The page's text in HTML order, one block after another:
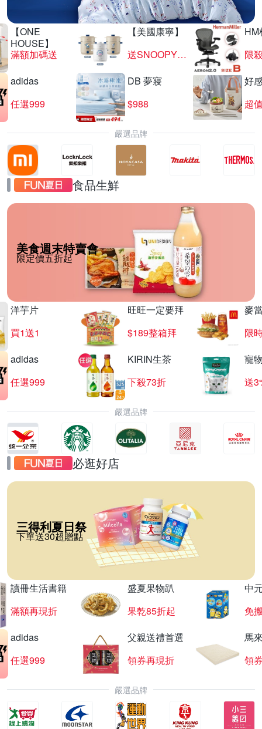
【ONE
HOUSE】
滿額加碼送
【美國康寧】
送SNOOPY匙筷組
HM
限
adidas
任選999
DB 夢寢
$988
好
超
嚴選品牌
食品生鮮
美食週末特賣會
限定價五折起
洋芋片
買1送1
旺旺一定要拜
$189整箱拜
麥
限
adidas
任選999
KIRIN生茶
下殺73折
寵
送
嚴選品牌
必逛好店
三得利夏日祭
下單送30超贈點
讀冊生活書籍
滿額再現折
盛夏果物趴
果乾85折起
中
免
adidas
任選999
父親送禮首選
領券再現折
馬
領
嚴選品牌